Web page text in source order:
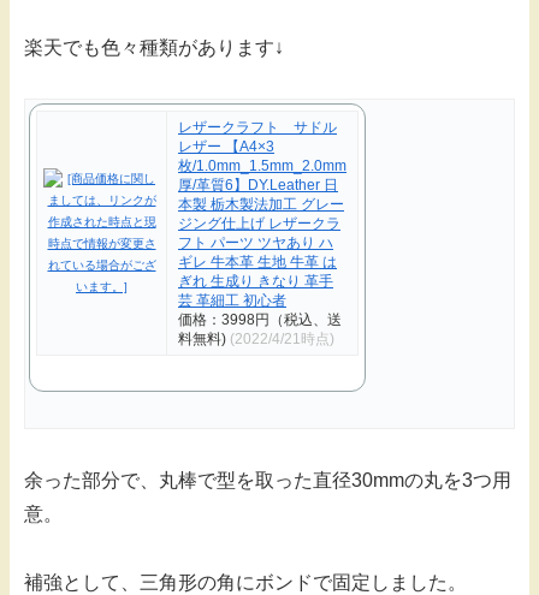
楽天でも色々種類があります↓
レザークラフト サドル
レザー 【A4×3
枚/1.0mm_1.5mm_2.0mm
厚/革質6】DY.Leather 日
本製 栃木製法加工 グレー
ジング仕上げ レザークラ
フト パーツ ツヤあり ハ
ギレ 牛本革 生地 牛革 は
ぎれ 生成り きなり 革手
芸 革細工 初心者
価格：3998円（税込、送
料無料) (2022/4/21時点)
余った部分で、丸棒で型を取った直径30mmの丸を3つ用
意。
補強として、三角形の角にボンドで固定しました。